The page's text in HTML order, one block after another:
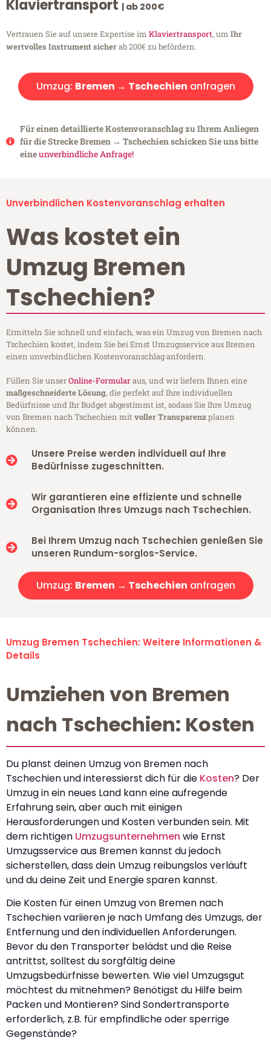
Klaviertransport | ab 200€
Vertrauen Sie auf unsere Expertise im Klaviertransport, um Ihr
wertvolles Instrument sicherab 200€ zu befördern.
Umzug: Bremen → Tschechien anfragen
Für einen detaillierte Kostenvoranschlag zu Ihrem Anliegen
für die Strecke Bremen → Tschechien schicken Sie uns bitte
eineunverbindliche Anfrage!
Unverbindlichen Kostenvoranschlag erhalten
Was kostet ein
Umzug Bremen
Tschechien?
Ermitteln Sie schnell und einfach, was ein Umzug von Bremen nach
Tschechien kostet, indem Sie bei Ernst Umzugsservice aus Bremen
einen unverbindlichen Kostenvoranschlag anfordern.
Füllen Sie unserOnline-Formularaus, und wir liefern Ihnen eine
maßgeschneiderte Lösung, die perfekt auf Ihre individuellen
Bedürfnisse und Ihr Budget abgestimmt ist, sodass Sie Ihre Umzug
von Bremen nach Tschechien mitvoller Transparenzplanen
können.
Unsere Preise werden individuell auf Ihre
Bedürfnisse zugeschnitten.
Wir garantieren eine effiziente und schnelle
Organisation Ihres Umzugs nach Tschechien.
Bei Ihrem Umzug nach Tschechien genießen Sie
unseren Rundum-sorglos-Service.
Umzug: Bremen → Tschechien anfragen
Umzug Bremen Tschechien: Weitere Informationen &
Details
Umziehen von Bremen
nach Tschechien: Kosten
Du planst deinen Umzug von Bremen nach
Tschechien und interessierst dich für die Kosten? Der
Umzug in ein neues Land kann eine aufregende
Erfahrung sein, aber auch mit einigen
Herausforderungen und Kosten verbunden sein. Mit
dem richtigen Umzugsunternehmen wie Ernst
Umzugsservice aus Bremen kannst du jedoch
sicherstellen, dass dein Umzug reibungslos verläuft
und du deine Zeit und Energie sparen kannst.
Die Kosten für einen Umzug von Bremen nach
Tschechien variieren je nach Umfang des Umzugs, der
Entfernung und den individuellen Anforderungen.
Bevor du den Transporter belädst und die Reise
antrittst, solltest du sorgfältig deine
Umzugsbedürfnisse bewerten. Wie viel Umzugsgut
möchtest du mitnehmen? Benötigst du Hilfe beim
Packen und Montieren? Sind Sondertransporte
erforderlich, z.B. für empfindliche oder sperrige
Gegenstände?